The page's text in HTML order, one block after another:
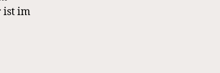
ist im